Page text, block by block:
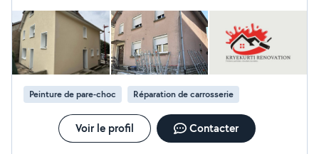
Peinture de pare-choc Réparation de carrosserie
Voir le profil Contacter